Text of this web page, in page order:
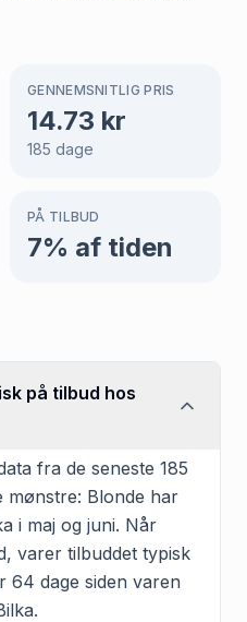
GENNEMSNITLIG PRIS
14.73 kr
185 dage
PÅ TILBUD
7% af tiden
på tilbud hos
fra de seneste 185
mønstre: Blonde har
i maj og juni. Når
varer tilbuddet typisk
64 dage siden varen